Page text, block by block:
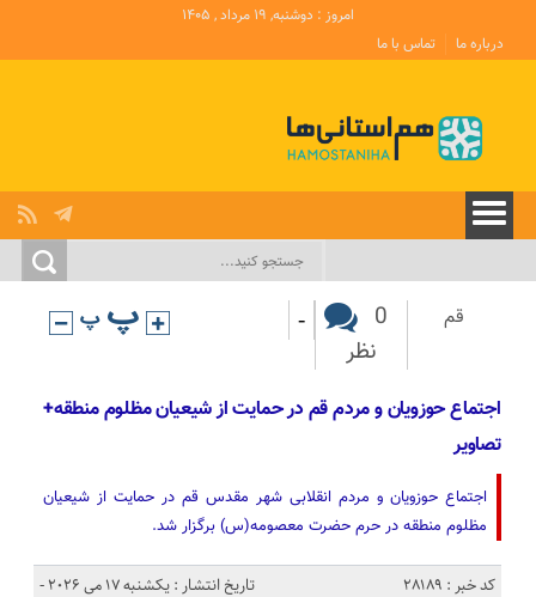
امروز : دوشنبه, ۱۹ مرداد , ۱۴۰۵
درباره ما
تماس با ما
قم
0
نظر
-
اجتماع حوزویان و مردم قم در حمایت از شیعیان مظلوم منطقه+
تصاویر
اجتماع حوزویان و مردم انقلابی شهر مقدس قم در حمایت از شیعیان
مظلوم منطقه در حرم حضرت معصومه(س) برگزار شد.
کد خبر : 28189
تاریخ انتشار : یکشنبه 17 می 2026 -